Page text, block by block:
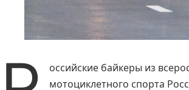
оссийские байкеры из
мотоциклетного спорта